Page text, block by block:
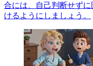
合には、自己判断せず
けるようにしましょう。